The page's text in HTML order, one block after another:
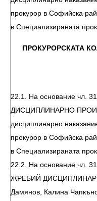
прокурор в Софийска
в Специализираната
ПРОКУРОРСКАТА
22.1. На основание чл.
ДИСЦИПЛИНАРНО
дисциплинарно
прокурор в Софийска
в Специализираната
22.2. На основание чл.
ЖРЕБИЙ
Дамянов, Калина